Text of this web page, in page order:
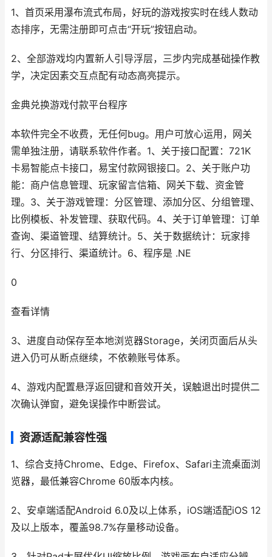
1、首页采用瀑布流式布局，好玩的游戏按实时在线人数动
态排序，无需注册即可点击“开玩”按钮启动。
2、全部游戏均内置新人引导浮层，三步内完成基础操作教
学，决定因素交互点配有动态高亮提示。
金典兑换游戏付款平台程序
本软件完全不收费，无任何bug。用户可放心运用，网关
需单独注册，请联系软件作者。1、关于接口配置：721K
卡易智能点卡接口，易宝付款网银接口。2、关于账户功
能：商户信息管理、玩家留言信箱、网关下载、资金管
理。3、关于游戏管理：分区管理、添加分区、分组管理、
比例模板、补发管理、获取代码。4、关于订单管理：订单
查询、渠道管理、结算统计。5、关于数据统计：玩家排
行、分区排行、渠道统计。6、程序是 .NE
0
查看详情
3、进度自动保存至本地浏览器Storage，关闭页面后从头
进入仍可从断点继续，不依赖账号体系。
4、游戏内配置悬浮返回键和音效开关，误触退出时提供二
次确认弹窗，避免误操作中断尝试。
资源适配兼容性强
1、综合支持Chrome、Edge、Firefox、Safari主流桌面浏
览器，最低兼容Chrome 60版本内核。
2、安卓端适配Android 6.0及以上体系，iOS端适配iOS 12
及以上版本，覆盖98.7%存量移动设备。